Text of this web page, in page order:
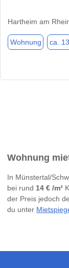
Hartheim am
Wohnung ca.
Wohnung
In Münstertal/
bei rund 14 € /m²
der Preis jedoch
du unter